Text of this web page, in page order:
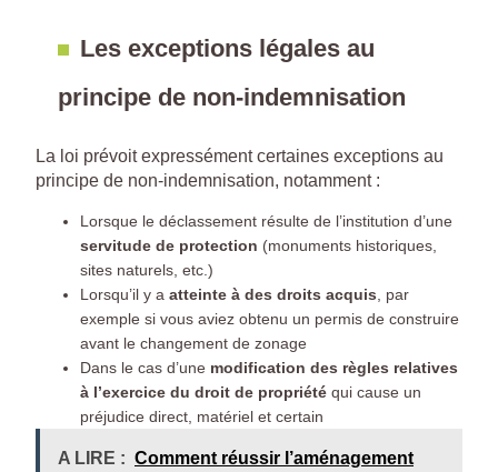
Les exceptions légales au
principe de non-indemnisation
La loi prévoit expressément certaines exceptions au
principe de non-indemnisation, notamment :
Lorsque le déclassement résulte de l’institution d’une
servitude de protection (monuments historiques,
sites naturels, etc.)
Lorsqu’il y a atteinte à des droits acquis, par
exemple si vous aviez obtenu un permis de construire
avant le changement de zonage
Dans le cas d’une modification des règles relatives
à l’exercice du droit de propriété qui cause un
préjudice direct, matériel et certain
A LIRE : Comment réussir l’aménagement